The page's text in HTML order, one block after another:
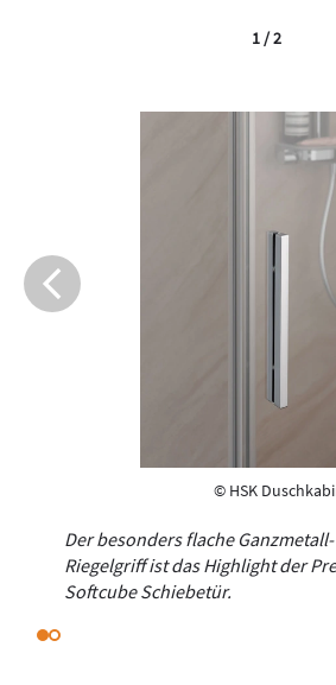
© HSK
Der besonders flache Ganzmetall-
Riegelgriff ist das Highlight der
Softcube Schiebetür.
1 / 2